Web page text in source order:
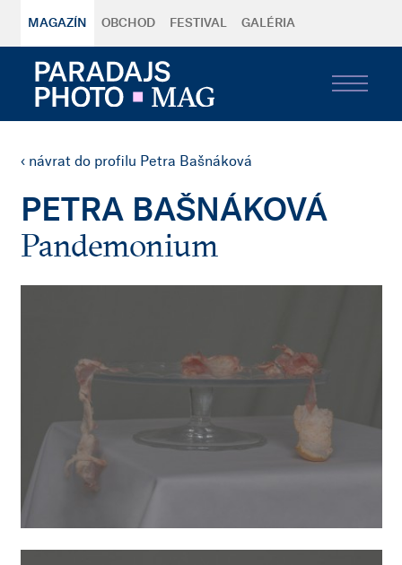
MAGAZÍN OBCHOD FESTIVAL GALÉRIA
‹ návrat do profilu Petra Bašnáková
PETRA BAŠNÁKOVÁ
Pandemonium